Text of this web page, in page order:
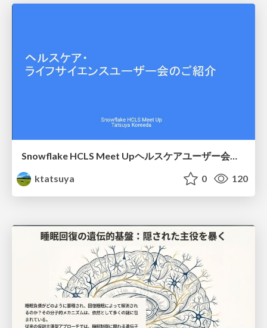
Snowflake HCLS Meet Upヘルスケアユーザー会紹介
ktatsuya
0 120